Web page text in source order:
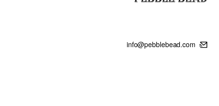
info@pebblebead.com